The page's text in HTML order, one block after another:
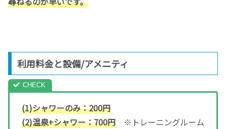
利用料金と設備/アメニティ
(1)シャワーのみ：200円
(2)温泉+シャワー：700円 ※トレーニングルーム